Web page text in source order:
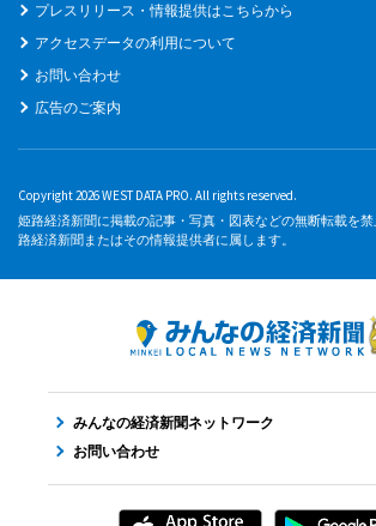
プレスリリース・情報提供はこちらから
アクセスデータの利用について
お問い合わせ
広告のご案内
Copyright 2026 WEST DATA PRO. All rights reserved.
姫路経済新聞に掲載の記事・写真・図表などの無断転載を
路経済新聞またはその情報提供者に属します。
みんなの経済新聞ネットワーク
お問い合わせ